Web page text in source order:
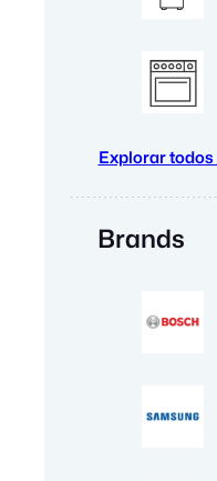
Explorar
Brands